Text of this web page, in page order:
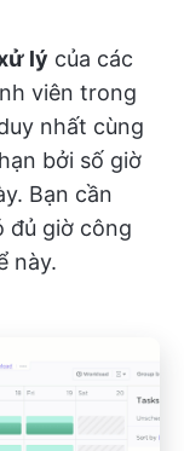
lý của các
viên trong
nhất cùng
bởi số giờ
Bạn cần
đủ giờ công
này.